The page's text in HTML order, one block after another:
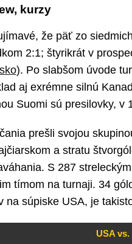
kurzy
že päť zo
2:1; štyrikrát v
). Po slabšom úvode
aj exrémne silnú
Suomi sú presilovky, v
prešli svojou
a stratu
S 287
tímom na turnaji. 34
na súpiske USA, je
USA